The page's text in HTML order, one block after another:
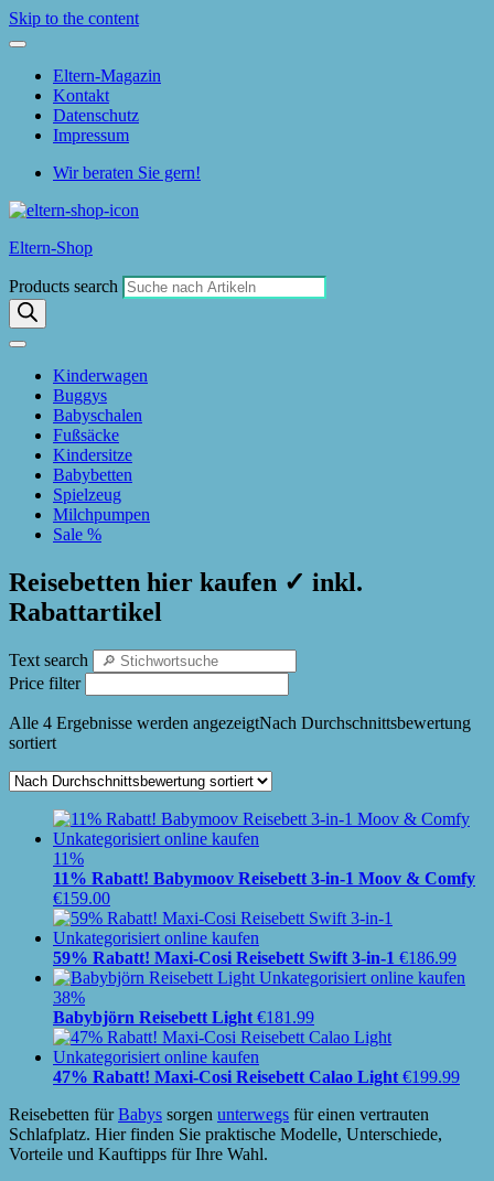
Skip to the content
Eltern-Magazin
Kontakt
Datenschutz
Impressum
Wir beraten Sie gern!
Eltern-Shop
Products search
Kinderwagen
Buggys
Babyschalen
Fußsäcke
Kindersitze
Babybetten
Spielzeug
Milchpumpen
Sale %
Reisebetten hier kaufen ✓ inkl.
Rabattartikel
Text search
Price filter
Alle 4 Ergebnisse werden angezeigtNach Durchschnittsbewertung
sortiert
11%
11% Rabatt! Babymoov Reisebett 3-in-1 Moov & Comfy
€159.00
59% Rabatt! Maxi-Cosi Reisebett Swift 3-in-1 €186.99
38%
Babybjörn Reisebett Light €181.99
47% Rabatt! Maxi-Cosi Reisebett Calao Light €199.99
Reisebetten fürBabys sorgen unterwegs für einen vertrauten
Schlafplatz. Hier finden Sie praktische Modelle, Unterschiede,
Vorteile und Kauftipps für Ihre Wahl.